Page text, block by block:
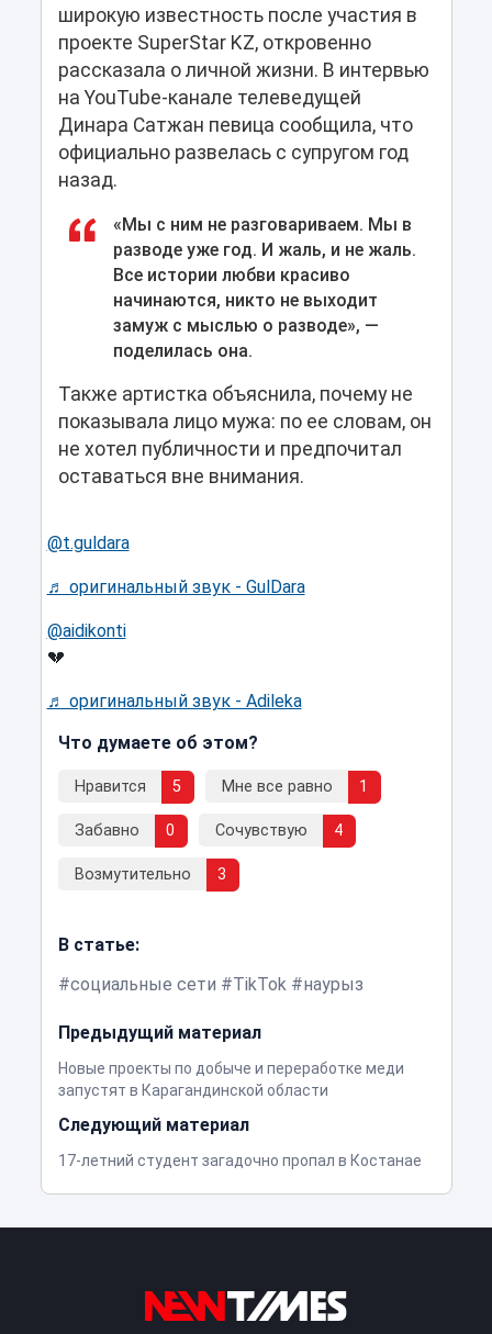
широкую известность после участия в
проекте SuperStar KZ, откровенно
рассказала о личной жизни. В интервью
на YouTube-канале телеведущей
Динара Сатжан певица сообщила, что
официально развелась с супругом год
назад.
«Мы с ним не разговариваем. Мы в
разводе уже год. И жаль, и не жаль.
Все истории любви красиво
начинаются, никто не выходит
замуж с мыслью о разводе», —
поделилась она.
Также артистка объяснила, почему не
показывала лицо мужа: по ее словам, он
не хотел публичности и предпочитал
оставаться вне внимания.
@t.guldara
♬ оригинальный звук - GulDara
@aidikonti
💔
♬ оригинальный звук - Adileka
Что думаете об этом?
Нравится 5 Мне все равно 1
Забавно 0 Сочувствую 4
Возмутительно 3
В статье:
социальные сети
TikTok наурыз
Предыдущий материал
Новые проекты по добыче и переработке меди
запустят в Карагандинской области
Следующий материал
17-летний студент загадочно пропал в Костанае